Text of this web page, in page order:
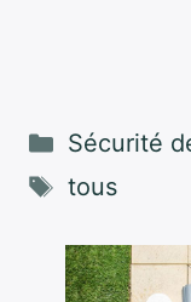
Catégories
Sécurité
Étiquettes
tous